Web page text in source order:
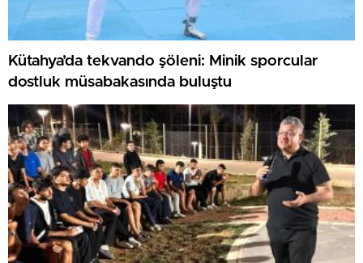
Kütahya’da tekvando şöleni: Minik sporcular
dostluk müsabakasında buluştu